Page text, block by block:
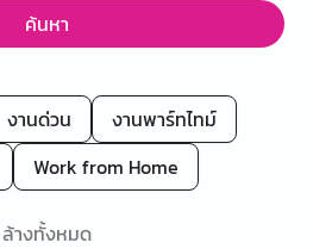
ค้นหา
งานด่วน
งานพาร์ทไทม์
Work from Home
ล้างทั้งหมด